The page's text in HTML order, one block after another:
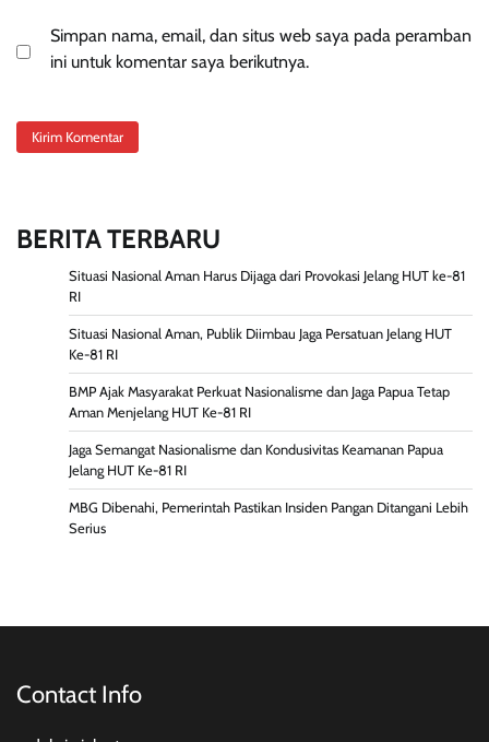
Simpan nama, email, dan situs web saya pada peramban
ini untuk komentar saya berikutnya.
BERITA TERBARU
Situasi Nasional Aman Harus Dijaga dari Provokasi Jelang HUT ke-81
RI
Situasi Nasional Aman, Publik Diimbau Jaga Persatuan Jelang HUT
Ke-81 RI
BMP Ajak Masyarakat Perkuat Nasionalisme dan Jaga Papua Tetap
Aman Menjelang HUT Ke-81 RI
Jaga Semangat Nasionalisme dan Kondusivitas Keamanan Papua
Jelang HUT Ke-81 RI
MBG Dibenahi, Pemerintah Pastikan Insiden Pangan Ditangani Lebih
Serius
Contact Info